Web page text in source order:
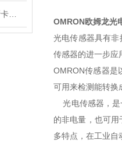
OMRON欧姆龙光
光电传感器具有
传感器的进一步应
OMRON传感器是
可用来检测能转换
光电传感器，是
的非电量，也可
多特点，在工业自